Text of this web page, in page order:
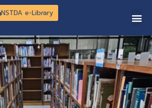
NSTDA e-Library